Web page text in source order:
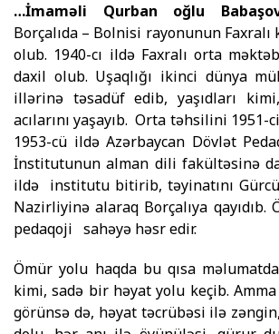
…İmaməli Qurban oğlu
Borçalıda – Bolnisi rayonunun Faxralı
olub. 1940-cı ildə Faxralı orta
daxil olub. Uşaqlığı ikinci dünya
illərinə təsadüf edib, yaşıdları
acılarını yaşayıb. Orta təhsilini 1951-
1953-cü ildə Azərbaycan Dövlət
İnstitutunun alman dili fakültəsinə
ildə institutu bitirib, təyinatını
Nazirliyinə alaraq Borçalıya
pedaqoji sahəyə həsr edir.
Ömür yolu haqda bu qısa
kimi, sadə bir həyat yolu keçib.
görünsə də, həyat təcrübəsi ilə